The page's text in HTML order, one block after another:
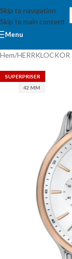
Skip to navigation
Skip to main content
Menu
Hem/HERRKLOCKOR
SUPERPRISER
42 MM